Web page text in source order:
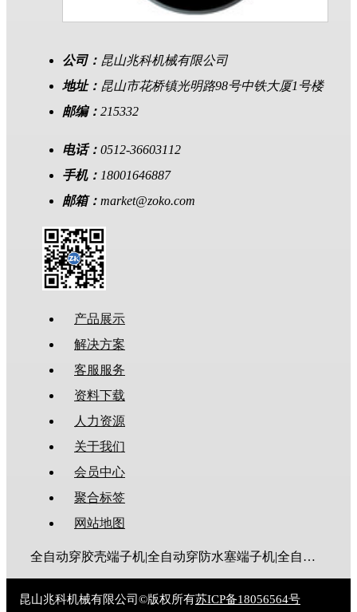
公司： 昆山兆科机械有限公司
地址： 昆山市花桥镇光明路98号中铁大厦1号楼
邮编： 215332
电话： 0512-36603112
手机： 18001646887
邮箱： market@zoko.com
产品展示
解决方案
客服服务
资料下载
人力资源
关于我们
会员中心
聚合标签
网站地图
全自动穿胶壳端子机|全自动穿防水塞端子机|全自动穿热缩管端子机|全自动穿护套端子机|全自动穿号码管端子机|全自动端子机|全自动穿防水栓端子机|端子压着机|端子压接机|静音端子机|多芯线端子机|护套线端子机|全自动排线端子机|新能源大平方压接机|电脑剥线机|自动剥线机|裁线机|剥线机
昆山兆科机械有限公司©版权所有苏ICP备18056564号